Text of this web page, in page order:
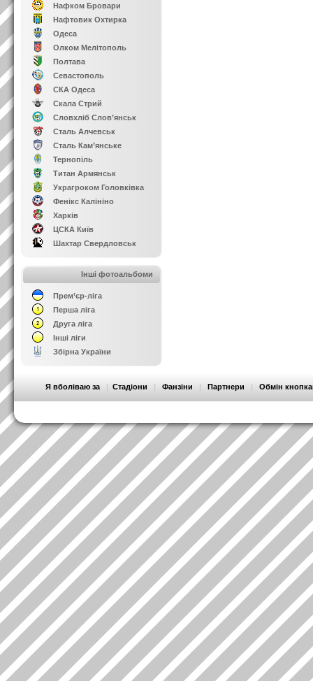
Нафком Бровари
Нафтовик Охтирка
Одеса
Олком Мелітополь
Полтава
Севастополь
СКА Одеса
Скала Стрий
Словхліб Слов’янськ
Сталь Алчевськ
Сталь Кам’янське
Тернопіль
Титан Армянськ
Украгроком Головківка
Фенікс Калініно
Харків
ЦСКА Київ
Шахтар Свердловськ
Інші фотоальбоми
Прем’єр-ліга
Перша ліга
Друга ліга
Інші ліги
Збірна України
Я вболіваю за | Стадіони | Фанзіни | Партнери | Обмін